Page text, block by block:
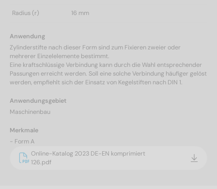
Radius (r) 16 mm
Anwendung
Zylinderstifte nach dieser Form sind zum Fixieren zweier oder
mehrerer Einzelelemente bestimmt.
Eine kraftschlüssige Verbindung kann durch die Wahl entsprechender
Passungen erreicht werden. Soll eine solche Verbindung häufiger gelöst
werden, empfiehlt sich der Einsatz von Kegelstiften nach DIN 1.
Anwendungsgebiet
Maschinenbau
Merkmale
- Form A
Online-Katalog 2023 DE-EN komprimiert
126.pdf